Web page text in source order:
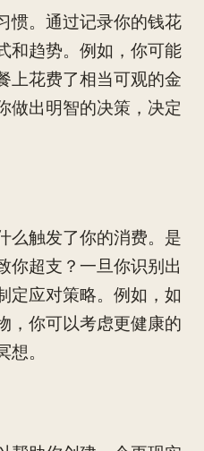
惯。通过记录你的钱花
和趋势。例如，你可能
上花费了相当可观的金
做出明智的决策，决定
么触发了你的消费。是
你超支？一旦你识别出
定应对策略。例如，如
，你可以考虑更健康的
。